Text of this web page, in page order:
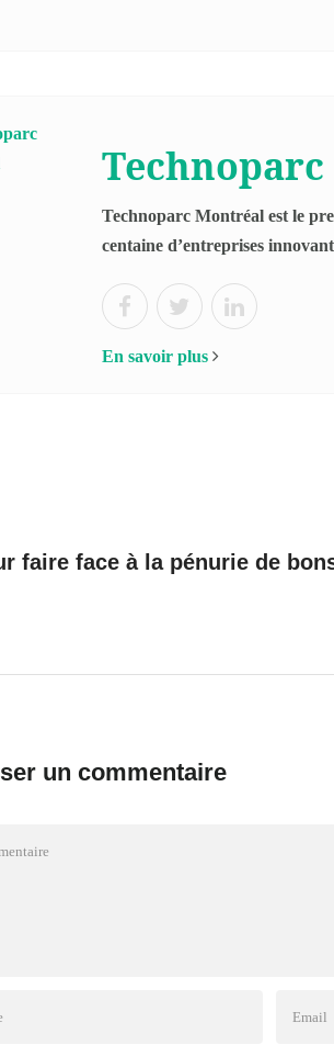
Technoparc Montréal est le
centaine d’entreprises
En savoir plus
faire face à la pénurie de
un commentaire